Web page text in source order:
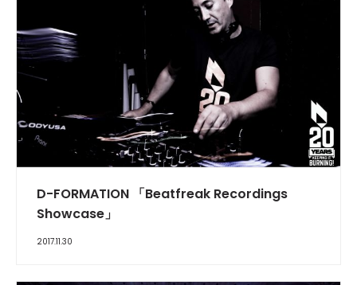
D-FORMATION 「Beatfreak Recordings
Showcase」
2017.11.30